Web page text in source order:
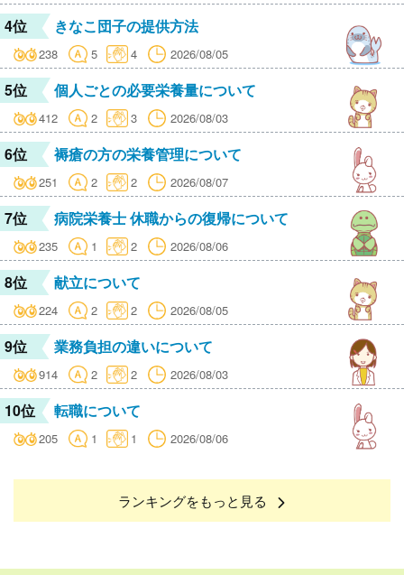
4位 きなこ団子の提供方法
238 5 4 2026/08/05
5位 個人ごとの必要栄養量について
412 2 3 2026/08/03
6位 褥瘡の方の栄養管理について
251 2 2 2026/08/07
7位 病院栄養士 休職からの復帰について
235 1 2 2026/08/06
8位 献立について
224 2 2 2026/08/05
9位 業務負担の違いについて
914 2 2 2026/08/03
10位 転職について
205 1 1 2026/08/06
ランキングをもっと見る